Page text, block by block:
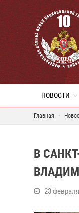
НОВОСТИ
Главная
В
23